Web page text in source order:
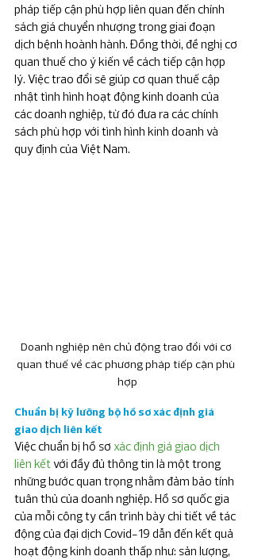
pháp tiếp cận phù hợp liên quan đến chính
sách giá chuyển nhượng trong giai đoạn
dịch bệnh hoành hành. Đồng thời, đề nghị cơ
quan thuế cho ý kiến về cách tiếp cận hợp
lý. Việc trao đổi sẽ giúp cơ quan thuế cập
nhật tình hình hoạt động kinh doanh của
các doanh nghiệp, từ đó đưa ra các chính
sách phù hợp với tình hình kinh doanh và
quy định của Việt Nam.
Doanh nghiệp nên chủ động trao đổi với cơ
quan thuế về các phương pháp tiếp cận phù
hợp
Chuẩn bị kỹ lưỡng bộ hồ sơ xác định giá
giao dịch liên kết
Việc chuẩn bị hồ sơ xác định giá giao dịch
liên kết với đầy đủ thông tin là một trong
những bước quan trọng nhằm đảm bảo tính
tuân thủ của doanh nghiệp. Hồ sơ quốc gia
của mỗi công ty cần trình bày chi tiết về tác
động của đại dịch Covid-19 dẫn đến kết quả
hoạt động kinh doanh thấp như: sản lượng,